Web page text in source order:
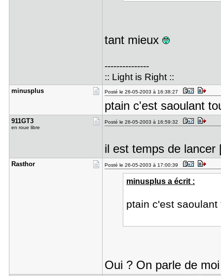
tant mieux
---------------
:: Light is Right ::
minusplus Posté le 26-05-2003 à 16:38:27
ptain c'est saoulant
911GT3
en roue libre
Posté le 26-05-2003 à 16:59:32
il est temps de
Rasthor Posté le 26-05-2003 à 17:00:39
minusplus a écrit :
ptain c'est
Oui ? On parle de